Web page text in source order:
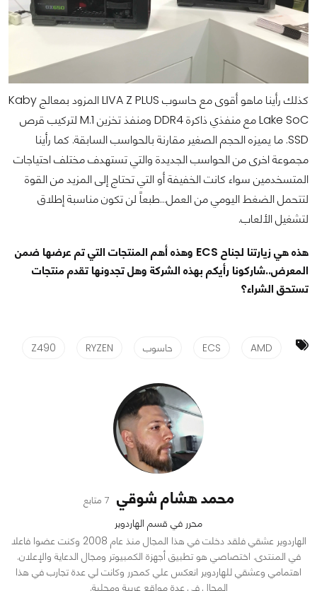
كذلك رأينا ماهو أقوى مع حاسوب LIVA Z PLUS المزود بمعالج Kaby
Lake SoC مع منفذي ذاكرة DDR4 ومنفذ تخزين M.1 لتركيب قرص
SSD. ما يميزه الحجم الصغير مقارنة بالحواسب السابقة. كما رأينا
مجموعة اخرى من الحواسب الجديدة والتي تستهدف مختلف احتياجات
المتسخدمين سواء كانت الخفيفة أو التي تحتاج إلى المزيد من القوة
لتتحمل الضغط اليومي من العمل...طبعاً لن تكون مناسبة إطلاق
لتشغيل الألعاب.
هذه هي زيارتنا لجناح ECS وهذه أهم المنتجات التي تم عرضها ضمن
المعرض..شاركونا رأيكم بهذه الشركة وهل تجدونها تقدم منتجات
تستحق الشراء؟
AMD
ECS حاسوب RYZEN
Z490
محمد هشام شوقي 7 متابع
محرر في قسم الهاردوير
الهاردوير عشقي فلقد دخلت في هذا المجال منذ عام 2008 وكنت عضوا فاعلا
في المنتدى. اختصاصي هو تطبيق أجهزة الكمبيوتر ومجال الدعاية والإعلان.
اهتمامي وعشقي للهاردوير انعكس علي كمحرر وكانت لي عدة تجارب في هذا
المجال في عدة مواقع عربية ومحلية.